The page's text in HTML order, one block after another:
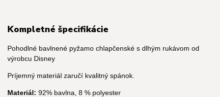
Kompletné špecifikácie
Pohodlné bavlnené pyžamo chlapčenské s dlhým rukávom od
výrobcu Disney
Príjemný materiál zaručí kvalitný spánok.
Materiál: 92% bavlna, 8 % polyester